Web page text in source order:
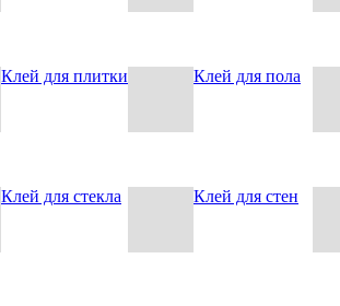
Клей для плитки Клей для пола
Клей для стекла Клей для стен